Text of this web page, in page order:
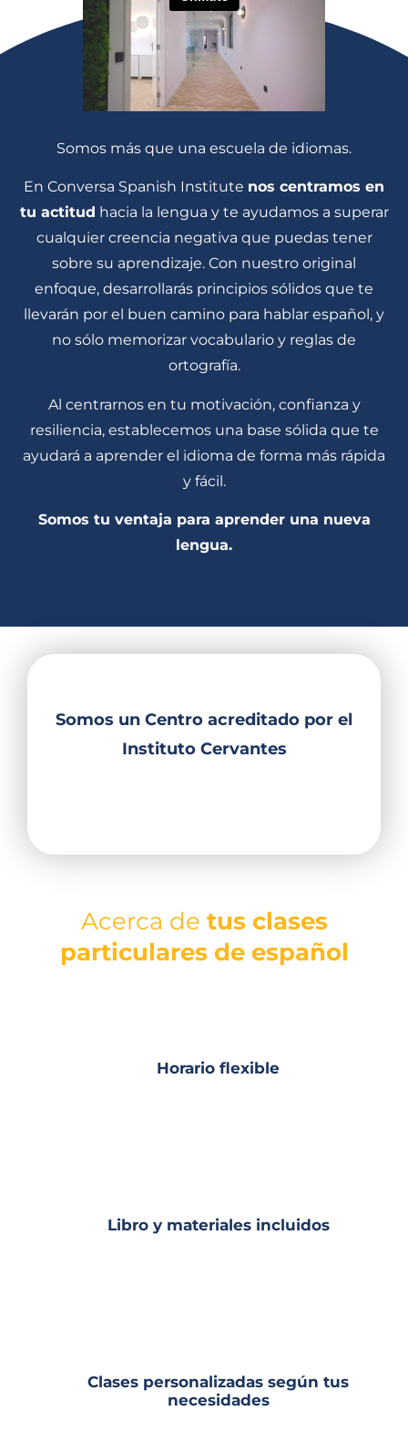
Somos más que una escuela de idiomas.
En Conversa Spanish Institute nos centramos en
tu actitud hacia la lengua y te ayudamos a superar
cualquier creencia negativa que puedas tener
sobre su aprendizaje. Con nuestro original
enfoque, desarrollarás principios sólidos que te
llevarán por el buen camino para hablar español, y
no sólo memorizar vocabulario y reglas de
ortografía.
Al centrarnos en tu motivación, confianza y
resiliencia, establecemos una base sólida que te
ayudará a aprender el idioma de forma más rápida
y fácil.
Somos tu ventaja para aprender una nueva
lengua.
Somos un Centro acreditado por el
Instituto Cervantes
Acerca de tus clases
particulares de español
Horario flexible
Libro y materiales incluidos
Clases personalizadas según tus
necesidades